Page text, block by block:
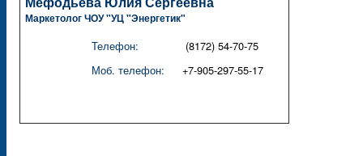
Маркетолог ЧОУ "УЦ "Энергетик"
Телефон:
Моб. телефон:
(8172) 54-70-75
+7-905-297-55-17